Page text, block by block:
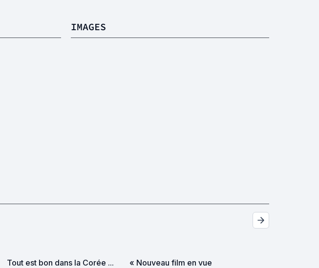
IMAGES
Tout est bon dans la Corée ...
« Nouveau film en vue